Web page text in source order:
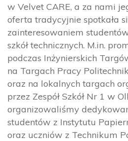
w Velvet CARE, a za nami
oferta tradycyjnie spotkała
zainteresowaniem
szkół technicznych. M.in.
podczas Inżynierskich
na Targach Pracy
oraz na lokalnych targach
przez Zespół Szkół Nr 1 w
organizowaliśmy
studentów z Instytutu
oraz uczniów z Technikum